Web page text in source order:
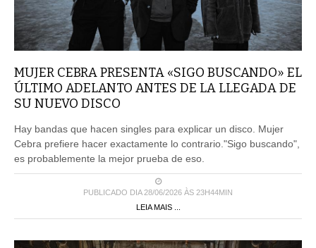
MUJER CEBRA PRESENTA «SIGO BUSCANDO» EL
ÚLTIMO ADELANTO ANTES DE LA LLEGADA DE
SU NUEVO DISCO
Hay bandas que hacen singles para explicar un disco. Mujer
Cebra prefiere hacer exactamente lo contrario."Sigo buscando",
es probablemente la mejor prueba de eso.
PUBLICADO DIA 28/06/2026 ÀS 23H44MIN
LEIA MAIS ...